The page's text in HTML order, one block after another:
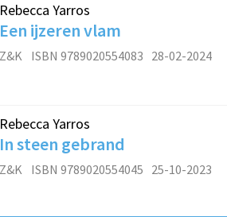
Rebecca Yarros
Een ijzeren vlam
Z&K ISBN 9789020554083 28-02-2024
Rebecca Yarros
In steen gebrand
Z&K ISBN 9789020554045 25-10-2023